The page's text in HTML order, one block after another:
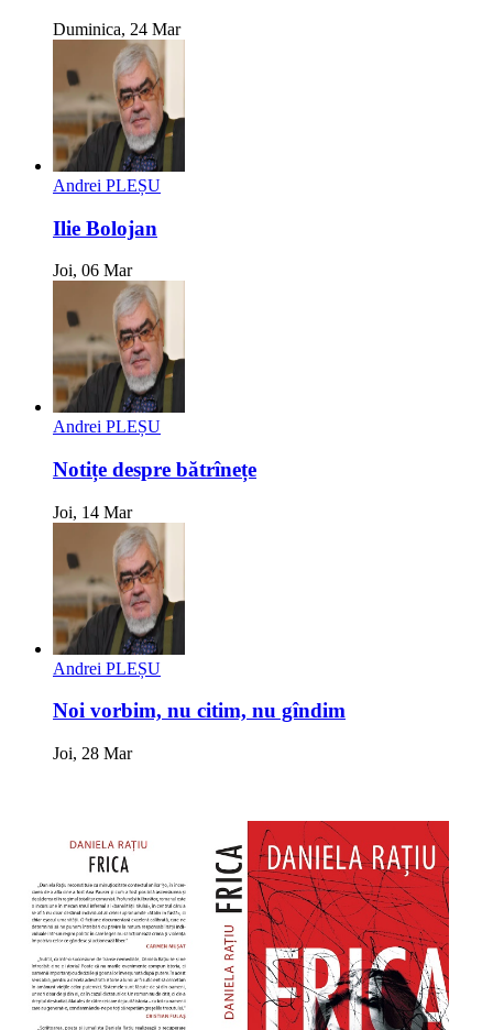
Duminica, 24 Mar
Andrei PLEȘU
Ilie Bolojan
Joi, 06 Mar
Andrei PLEȘU
Notițe despre bătrînețe
Joi, 14 Mar
Andrei PLEȘU
Noi vorbim, nu citim, nu gîndim
Joi, 28 Mar